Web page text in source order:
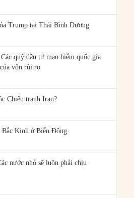
Trump tại Thái Bình Dương
quỹ đầu tư mạo hiểm quốc gia
vốn rủi ro
Chiến tranh Iran?
Bắc Kinh ở Biển Đông
nước nhỏ sẽ luôn phải chịu